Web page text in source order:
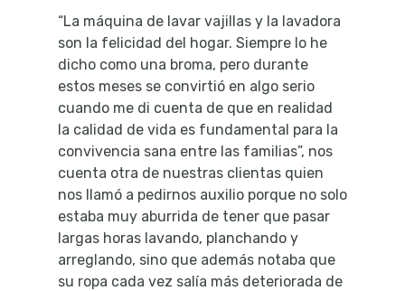
“La máquina de lavar vajillas y la lavadora
son la felicidad del hogar. Siempre lo he
dicho como una broma, pero durante
estos meses se convirtió en algo serio
cuando me di cuenta de que en realidad
la calidad de vida es fundamental para la
convivencia sana entre las familias”, nos
cuenta otra de nuestras clientas quien
nos llamó a pedirnos auxilio porque no solo
estaba muy aburrida de tener que pasar
largas horas lavando, planchando y
arreglando, sino que además notaba que
su ropa cada vez salía más deteriorada de